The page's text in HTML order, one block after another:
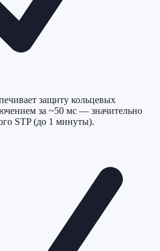
защиту кольцевых
за ~50 мс — значительно
STP (до 1 минуты).